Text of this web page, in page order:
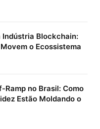
Blockchain:
o Ecossistema
Ramp no Brasil: Como
Estão Moldando o